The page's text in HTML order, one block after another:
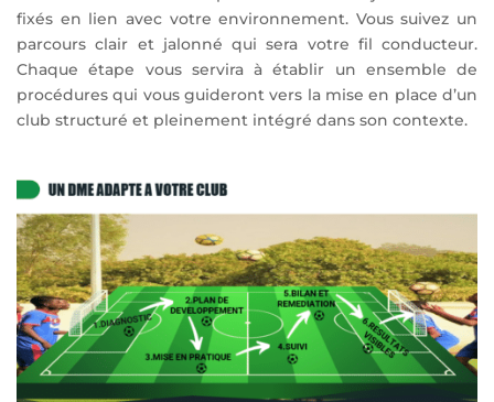
fixés en lien avec votre environnement. Vous suivez un
parcours clair et jalonné qui sera votre fil conducteur.
Chaque étape vous servira à établir un ensemble de
procédures qui vous guideront vers la mise en place d’un
club structuré et pleinement intégré dans son contexte.